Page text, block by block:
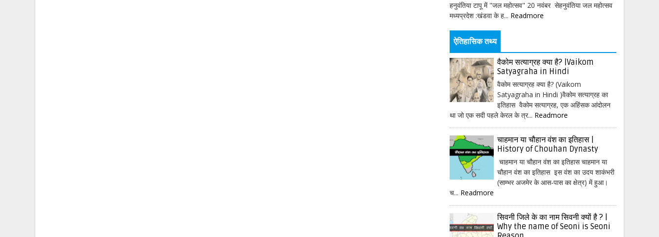
हनुवंतिया टापू में "जल महोत्सव" 20 नवंबर सेहनुवंतिया जल महोत्सव
मध्यप्रदेश :खंडवा के ह... Readmore
ऐतिहासिक तथ्य
वैकोम सत्याग्रह क्या है? |Vaikom
Satyagraha in Hindi
वैकोम सत्याग्रह क्या है? (Vaikom
Satyagraha in Hindi )वैकोम सत्याग्रह का
इतिहास वैकोम सत्याग्रह, एक अहिंसक आंदोलन
था जो एक सदी पहले केरल के त्र... Readmore
चाहमान या चौहान वंश का इतिहास |
History of Chouhan Dynasty
चाहमान या चौहान वंश का इतिहास चाहमान या
चौहान वंश का इतिहास इस वंश का उदय शाकंभरी
(साम्भर अजमेर के आस-पास का क्षेत्र) में हुआ।
च... Readmore
सिवनी जिले के का नाम सिवनी क्यों है ? |
Why the name of Seoni is Seoni